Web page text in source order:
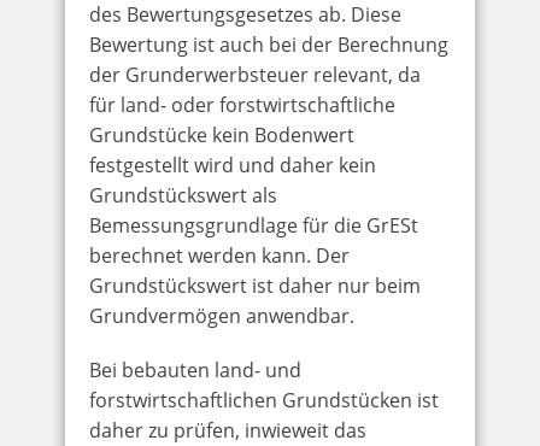
des Bewertungsgesetzes ab. Diese
Bewertung ist auch bei der Berechnung
der Grunderwerbsteuer relevant, da
für land- oder forstwirtschaftliche
Grundstücke kein Bodenwert
festgestellt wird und daher kein
Grundstückswert als
Bemessungsgrundlage für die GrESt
berechnet werden kann. Der
Grundstückswert ist daher nur beim
Grundvermögen anwendbar.
Bei bebauten land- und
forstwirtschaftlichen Grundstücken ist
daher zu prüfen, inwieweit das